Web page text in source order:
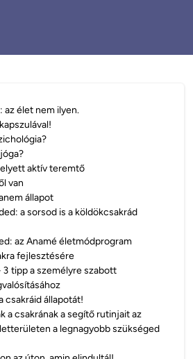
az élet nem ilyen.
aktív teremtő
van
állapot
a sorsod is a köldökcsakrád
az Anamé életmódprogram
fejlesztésére
3 tipp a személyre szabott
csakráid állapotát!
a csakrának a segítő rutinjait az
a legnagyobb szükséged